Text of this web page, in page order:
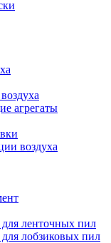
агрегаты
воздуха
ленточных пил
лобзиковых пил